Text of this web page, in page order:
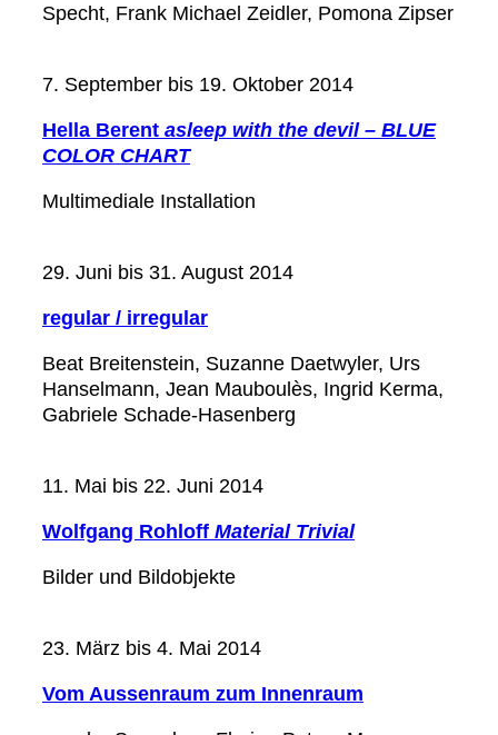
Specht, Frank Michael Zeidler, Pomona Zipser
7. September bis 19. Oktober 2014
Hella Berent asleep with the devil – BLUE
COLOR CHART
Multimediale Installation
29. Juni bis 31. August 2014
regular / irregular
Beat Breitenstein, Suzanne Daetwyler, Urs
Hanselmann, Jean Mauboulès, Ingrid Kerma,
Gabriele Schade-Hasenberg
11. Mai bis 22. Juni 2014
Wolfgang Rohloff Material Trivial
Bilder und Bildobjekte
23. März bis 4. Mai 2014
Vom Aussenraum zum Innenraum